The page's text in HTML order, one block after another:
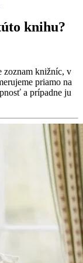
knihu?
zoznam knižníc, v
priamo na
a prípadne ju